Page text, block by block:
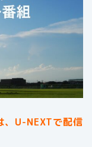
、U-NEXTで配信